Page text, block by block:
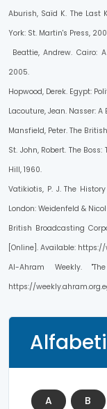
Aburish, Saïd K. The Last
York: St. Martin's Press,
Beattie, Andrew. Cairo:
2005.
Hopwood, Derek. Egypt:
Lacouture, Jean. Nasser: A
Mansfield, Peter. The
St. John, Robert. The
Hill, 1960.
Vatikiotis, P. J. The
London: Weidenfeld &
British Broadcasting
[Online]. Available:
Al-Ahram Weekly.
https://
A B